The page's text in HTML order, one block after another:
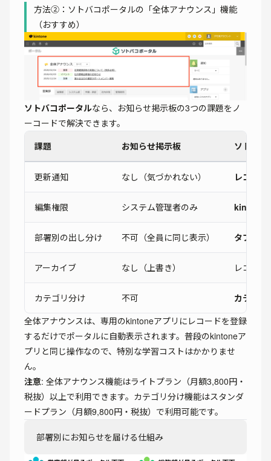
方法②：ソトバコポータルの「全体アナウンス」機能
（おすすめ）
ソトバコポータルなら、お知らせ掲示板の3つの課題をノ
ーコードで解決できます。
課題
お知らせ掲示板 ソトバコ
更新通知 なし（気づかれない） レコード
編集権限 システム管理者のみ kintone
部署別の出し分け 不可（全員に同じ表示） タブ×閲
アーカイブ なし（上書き） レコー
カテゴリ分け 不可
カテゴ
全体アナウンスは、専用のkintoneアプリにレコードを登録
するだけでポータルに自動表示されます。普段のkintoneア
プリと同じ操作なので、特別な学習コストはかかりませ
ん。
注意: 全体アナウンス機能はライトプラン（月額3,800円・
税抜）以上で利用できます。カテゴリ分け機能はスタンダ
ードプラン（月額9,800円・税抜）で利用可能です。
部署別にお知らせを届ける仕組み